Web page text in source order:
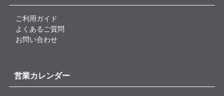
ご利用ガイド
よくあるご質問
お問い合わせ
営業カレンダー